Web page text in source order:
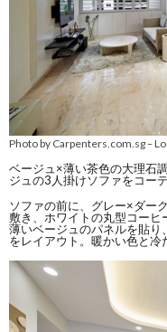
Photo by Carpenters.com.sg–
ベージュ×薄い茶色の大理石
ジュの3人掛けソファをコーデ
ソファの前に、グレー×ダー
敷き、ホワイトの丸型コーヒ
薄いベージュのパネルを貼
をレイアウト。暖かい色と冷